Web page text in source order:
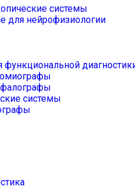
системы
для нейрофизиологии
функциональной
системы